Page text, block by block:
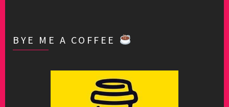
BYE ME A COFFEE